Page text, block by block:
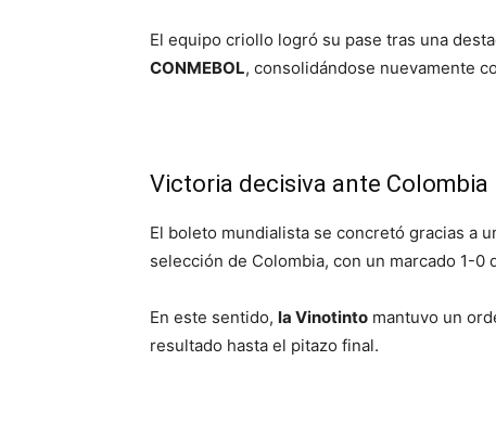
El equipo criollo logró su pase tras una
CONMEBOL, consolidándose nuevamente
Victoria decisiva ante Colombia
El boleto mundialista se concretó gracias a
selección de Colombia, con un marcado 1-
En este sentido, la Vinotinto mantuvo un
resultado hasta el pitazo final.